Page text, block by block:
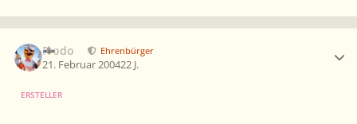
Frodo Ehrenbürger
21. Februar 200422 J.
ERSTELLER